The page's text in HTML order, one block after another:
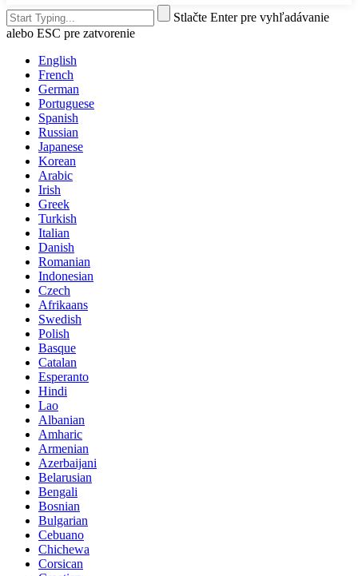
Stlačte Enter pre vyhľadávanie
alebo ESC pre zatvorenie
English
French
German
Portuguese
Spanish
Russian
Japanese
Korean
Arabic
Irish
Greek
Turkish
Italian
Danish
Romanian
Indonesian
Czech
Afrikaans
Swedish
Polish
Basque
Catalan
Esperanto
Hindi
Lao
Albanian
Amharic
Armenian
Azerbaijani
Belarusian
Bengali
Bosnian
Bulgarian
Cebuano
Chichewa
Corsican